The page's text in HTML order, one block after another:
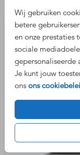
Wij gebruiken
betere
en onze prestaties
sociale
gepersonaliseerde
Je kunt jouw
ons ons
- Digitaal verstuurd
mail
- Je ontvangt een
mail of social media
- Goed leesbaar op
- Milieuvriendelijk
- Makkelijk en snel
Nog meer